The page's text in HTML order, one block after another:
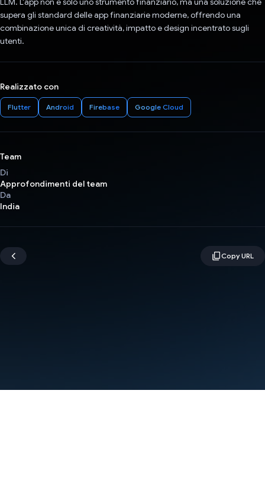
supera gli standard delle app finanziarie moderne, offrendo una
combinazione unica di creatività, impatto e design incentrato sugli
utenti.
Realizzato con
Flutter Android Firebase Google Cloud
Team
Di
Approfondimenti del team
Da
India